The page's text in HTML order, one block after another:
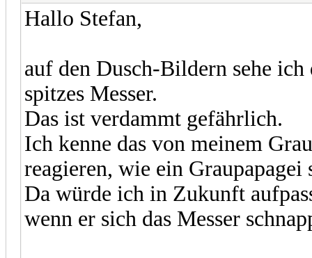
Hallo Stefan,
auf den Dusch-Bildern sehe
spitzes Messer.
Das ist verdammt gefährlich.
Ich kenne das von meinem
reagieren, wie ein
Da würde ich in Zukunft
wenn er sich das Messer